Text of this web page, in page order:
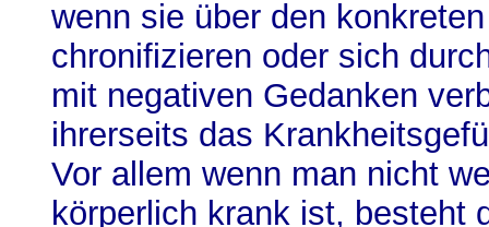
wenn sie über den
chronifizieren oder sich
mit negativen Gedanken
ihrerseits das
Vor allem wenn man nicht
körperlich krank ist, besteht